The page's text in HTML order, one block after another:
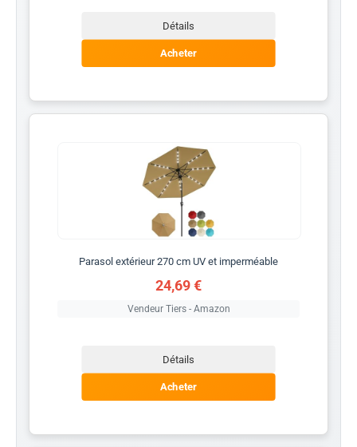
Détails
Acheter
Parasol extérieur 270 cm UV et imperméable
24,69 €
Vendeur Tiers - Amazon
Détails
Acheter